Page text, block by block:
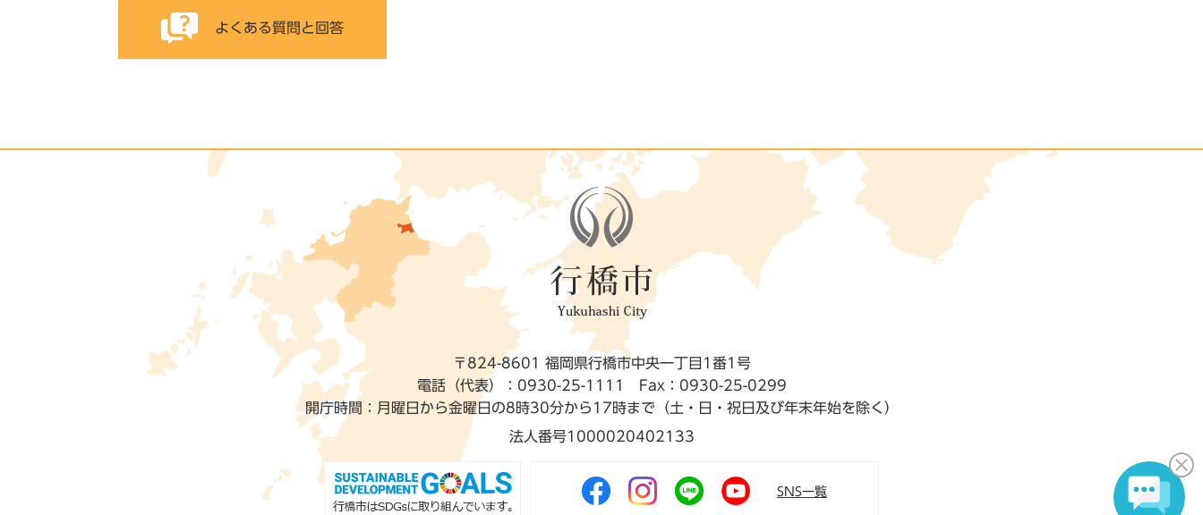
よくある質問と回答
〒824-8601 福岡県行橋市中央一丁目1番1号
電話（代表）：0930-25-1111
Fax：0930-25-0299
開庁時間：月曜日から金曜日の8時30分から17時まで（土・日・祝日及び年末年始を除く）
法人番号1000020402133
SNS一覧